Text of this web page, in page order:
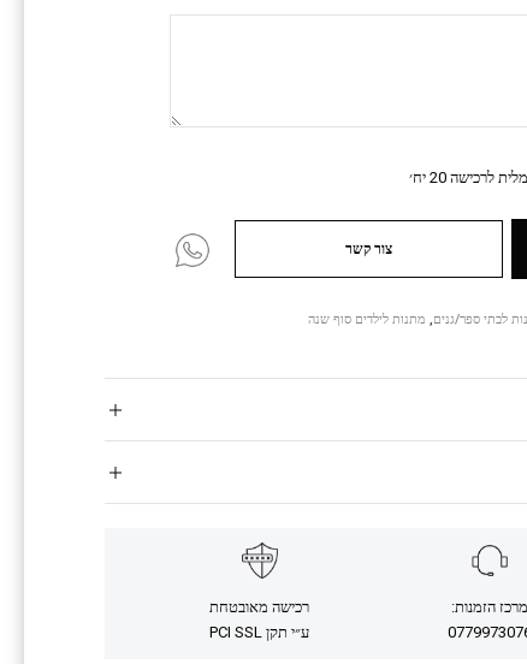
לרכישה 20 יח׳
צור קשר
לבתי ספר/גנים, מתנות לילדים סוף שנה
מרכז הזמנות:
רכישה מאובטחת
ע״י תקן PCI SSL